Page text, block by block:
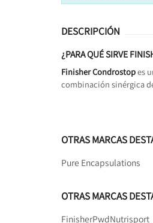
DESCRIPCIÓN
¿PARA QUÉ SIRVE
Finisher Condrostopes
combinación sinérgica
OTRAS MARCAS
Pure Encapsulations
OTRAS MARCAS
FinisherPwdNutrisport